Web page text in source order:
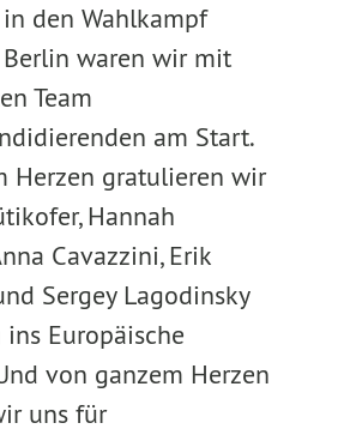
den Wahlkampf
Berlin waren wir mit
Team
am Start.
Herzen gratulieren wir
Hannah
Cavazzini, Erik
Sergey Lagodinsky
Europäische
von ganzem Herzen
uns für